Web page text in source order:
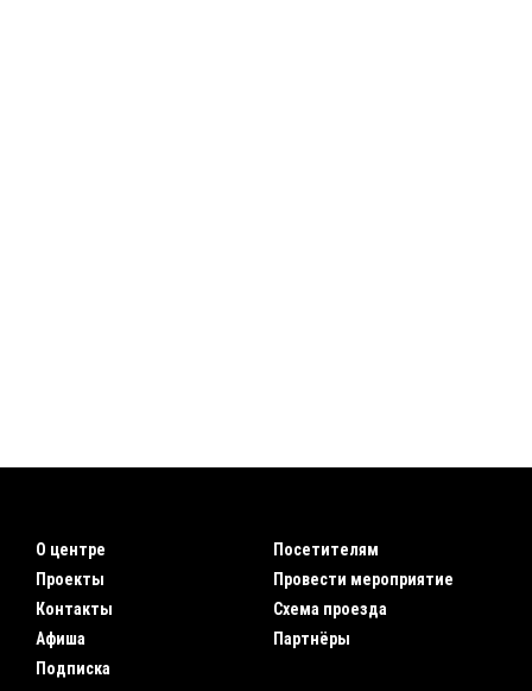
О центре
Проекты
Контакты
Афиша
Подписка
Посетителям
Провести мероприятие
Схема проезда
Партнёры